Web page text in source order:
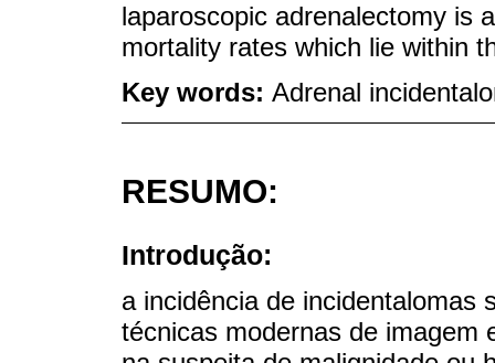
laparoscopic adrenalectomy is
mortality rates which lie within
Key words: Adrenal
RESUMO:
Introdução:
a incidência de incidentalomas
técnicas modernas de imagem